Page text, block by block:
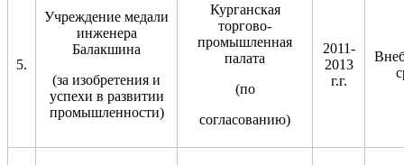
5.
Учреждение медали
инженера
Балакшина
(за изобретения и
успехи в развитии
промышленности)
Курганская
торгово-
промышленная
палата
(по
согласованию)
2011-
2013
г.г.